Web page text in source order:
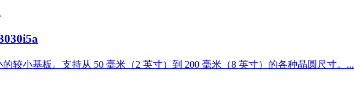
较小基板。支持从 50 毫米（2 英寸）到 200 毫米（8 英寸）的各种晶圆尺寸。...